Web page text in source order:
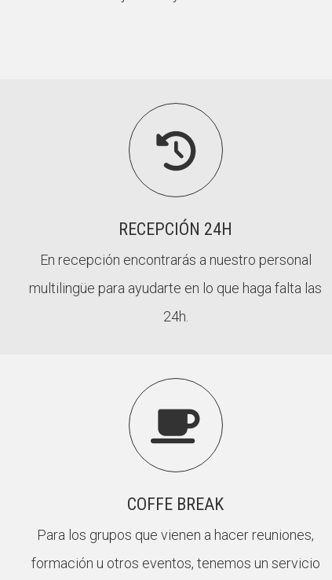

RECEPCIÓN 24H
En recepción encontrarás a nuestro personal
multilingüe para ayudarte en lo que haga falta las
24h.

COFFE BREAK
Para los grupos que vienen a hacer reuniones,
formación u otros eventos, tenemos un servicio